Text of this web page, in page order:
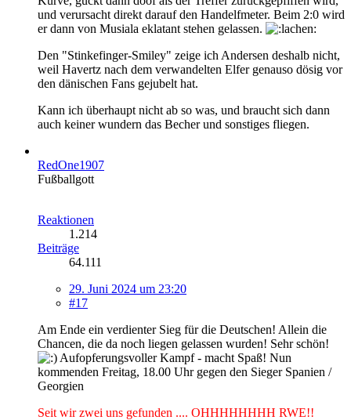
und verursacht direkt darauf den Handelfmeter. Beim 2:0 wird
er dann von Musiala eklatant stehen gelassen.
Den "Stinkefinger-Smiley" zeige ich Andersen deshalb nicht,
weil Havertz nach dem verwandelten Elfer genauso dösig vor
den dänischen Fans gejubelt hat.
Kann ich überhaupt nicht ab so was, und braucht sich dann
auch keiner wundern das Becher und sonstiges fliegen.
RedOne1907
Fußballgott
Reaktionen
1.214
Beiträge
64.111
29. Juni 2024 um 23:20
#17
Am Ende ein verdienter Sieg für die Deutschen! Allein die
Chancen, die da noch liegen gelassen wurden! Sehr schön!
Aufopferungsvoller Kampf - macht Spaß! Nun
kommenden Freitag, 18.00 Uhr gegen den Sieger Spanien /
Georgien
Seit wir zwei uns gefunden .... OHHHHHHHH RWE!!